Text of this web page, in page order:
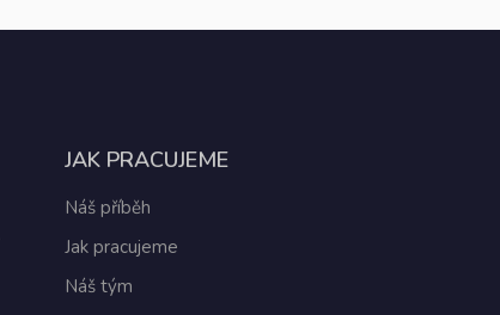
JAK PRACUJEME
Náš příběh
Jak pracujeme
Náš tým